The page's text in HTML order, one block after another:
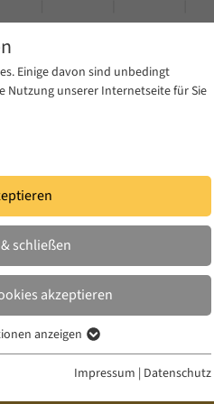
News & Presse
Einige davon sind unbedingt
Nutzung unserer Internetseite für Sie
schließen
akzeptieren
Funktionen der Webseite
anzeigen
Impressum | Datenschutz